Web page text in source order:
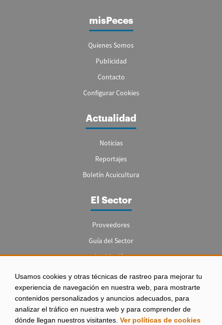
Usamos cookies y otras técnicas de rastreo para mejorar tu
experiencia de navegación en nuestra web, para mostrarte
contenidos personalizados y anuncios adecuados, para
analizar el tráfico en nuestra web y para comprender de
dónde llegan nuestros visitantes. Ver políticas de cookies
misPeces
Quienes Somos
Publicidad
Contacto
Configurar Cookies
Actualidad
Noticias
Reportajes
Boletín Acuicultura
El Sector
Proveedores
Guía del Sector
Legislación
Empleo
Aviso legal